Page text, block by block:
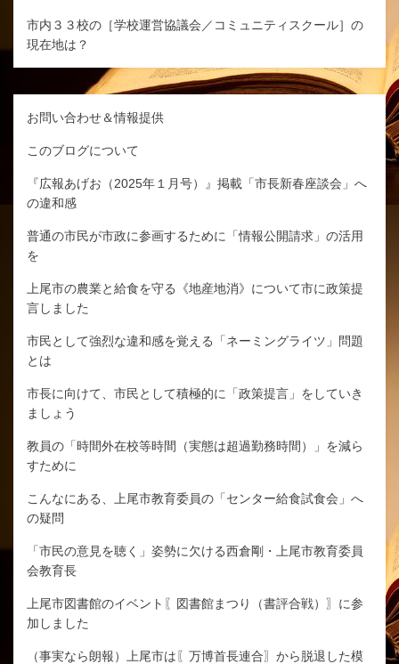
市内３３校の［学校運営協議会／コミュニティスクール］の
現在地は？
お問い合わせ＆情報提供
このブログについて
『広報あげお（2025年１月号）』掲載「市長新春座談会」へ
の違和感
普通の市民が市政に参画するために「情報公開請求」の活用
を
上尾市の農業と給食を守る《地産地消》について市に政策提
言しました
市民として強烈な違和感を覚える「ネーミングライツ」問題
とは
市長に向けて、市民として積極的に「政策提言」をしていき
ましょう
教員の「時間外在校等時間（実態は超過勤務時間）」を減ら
すために
こんなにある、上尾市教育委員の「センター給食試食会」へ
の疑問
「市民の意見を聴く」姿勢に欠ける西倉剛・上尾市教育委員
会教育長
上尾市図書館のイベント〖図書館まつり（書評合戦）〗に参
加しました
（事実なら朗報）上尾市は〖万博首長連合〗から脱退した模